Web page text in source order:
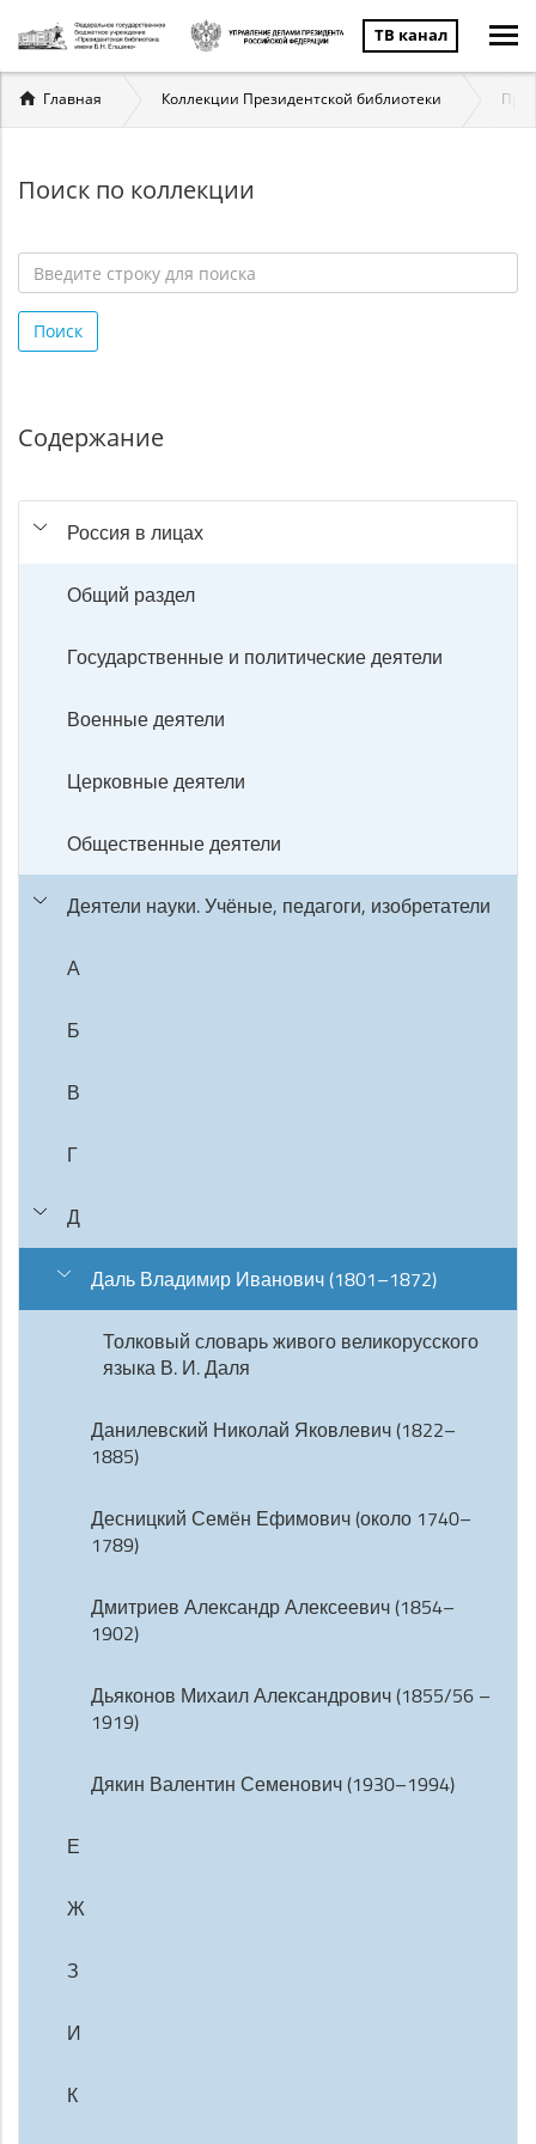
ТВ канал
Вы
здесь
Главная Коллекции Президентской библиотеки
Поиск по коллекции
строку
для
Поиск
Содержание
Россия в лицах
Общий раздел
Государственные и политические деятели
Военные деятели
Церковные деятели
Общественные деятели
Деятели науки. Учёные, педагоги, изобретатели
А
Б
В
Г
Д
Даль Владимир Иванович (1801–1872)
Толковый словарь живого великорусского
языка В. И. Даля
Данилевский Николай Яковлевич (1822–
1885)
Десницкий Семён Ефимович (около 1740–
1789)
Дмитриев Александр Алексеевич (1854–
1902)
Дьяконов Михаил Александрович (1855/56 –
1919)
Дякин Валентин Семенович (1930–1994)
Е
Ж
З
И
К